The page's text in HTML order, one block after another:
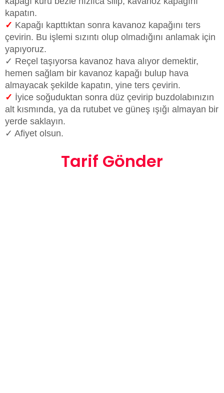
kapatın.
✓ Kapağı kapttıktan sonra kavanoz kapağını ters
çevirin. Bu işlemi sızıntı olup olmadığını anlamak için
yapıyoruz.
✓ Reçel taşıyorsa kavanoz hava alıyor demektir,
hemen sağlam bir kavanoz kapağı bulup hava
almayacak şekilde kapatın, yine ters çevirin.
✓ İyice soğuduktan sonra düz çevirip buzdolabınızın
alt kısmında, ya da rutubet ve güneş ışığı almayan bir
yerde saklayın.
✓ Afiyet olsun.
Tarif Gönder